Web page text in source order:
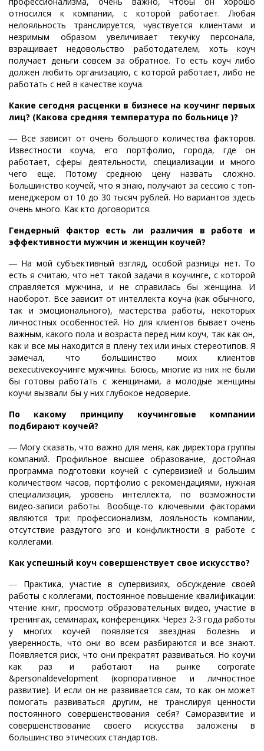
относился к компании, с которой работает. Любая
нелояльность транслируется, чувствуется клиентами и
незримым образом увеличивает текучку персонала,
взращивает недовольство работодателем, хоть коуч
получает деньги совсем за обратное. То есть коуч либо
должен любить организацию, с которой работает, либо не
работать с ней в качестве коуча.
Какие сегодня расценки в бизнесе на коучинг первых
лиц? (Какова средняя температура по больнице )?
― Все зависит от очень большого количества факторов.
Известности коуча, его портфолио, города, где он
работает, сферы деятельности, специализации и много
чего еще. Потому среднюю цену назвать сложно.
Большинство коучей, что я знаю, получают за сессию с топ-
менеджером от 10 до 30 тысяч рублей. Но вариантов здесь
очень много. Как кто договорится.
Гендерный фактор есть ли различия в работе и
эффективности мужчин и женщин коучей?
― На мой субъективный взгляд, особой разницы нет. То
есть я считаю, что нет такой задачи в коучинге, с которой
справляется мужчина, и не справилась бы женщина. И
наоборот. Все зависит от интеллекта коуча (как обычного,
так и эмоционального), мастерства работы, некоторых
личностных особенностей. Но для клиентов бывает очень
важным, какого пола и возраста перед ним коуч, так как он,
как и все мы находится в плену тех или иных стереотипов. Я
замечал, что большинство моих клиентов
вexecutiveкоучинге мужчины. Боюсь, многие из них не были
бы готовы работать с женщинами, а молодые женщины
коучи вызвали бы у них глубокое недоверие.
По какому принципу коучинговые компании
подбирают коучей?
― Могу сказать, что важно для меня, как директора группы
компаний. Профильное высшее образование, достойная
программа подготовки коучей с супервизией и большим
количеством часов, портфолио с рекомендациями, нужная
специализация, уровень интеллекта, по возможности
видео-записи работы. Вообще-то ключевыми факторами
являются три: профессионализм, лояльность компании,
отсутствие раздутого эго и конфликтности в работе с
коллегами.
Как успешный коуч совершенствует свое искусство?
― Практика, участие в супервизиях, обсуждение своей
работы с коллегами, постоянное повышение квалификации:
чтение книг, просмотр образовательных видео, участие в
тренингах, семинарах, конференциях. Через 2-3 года работы
у многих коучей появляется звездная болезнь и
уверенность, что они во всем разбираются и все знают.
Появляется риск, что они прекратят развиваться. Но коучи
как раз и работают на рынке corporate
&personaldevelopment (корпоративное и личностное
развитие). И если он не развивается сам, то как он может
помогать развиваться другим, не транслируя ценности
постоянного совершенствования себя? Саморазвитие и
совершенствование своего искусства заложены в
большинство этических стандартов.